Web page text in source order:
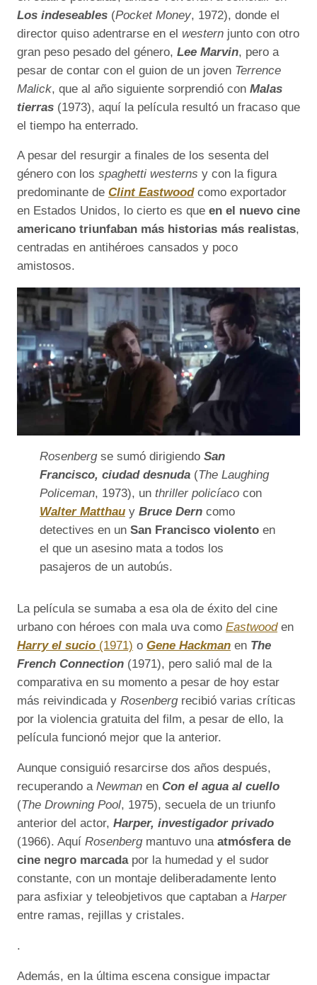
Los indeseables (Pocket Money, 1972), donde el
director quiso adentrarse en el western junto con otro
gran peso pesado del género, Lee Marvin, pero a
pesar de contar con el guion de un joven Terrence
Malick, que al año siguiente sorprendió con Malas
tierras (1973), aquí la película resultó un fracaso que
el tiempo ha enterrado.
A pesar del resurgir a finales de los sesenta del
género con los spaghetti westerns y con la figura
predominante de Clint Eastwoodcomo exportador
en Estados Unidos, lo cierto es que en el nuevo cine
americano triunfaban más historias más realistas,
centradas en antihéroes cansados y poco
amistosos.
Rosenberg se sumó dirigiendo San
Francisco, ciudad desnuda (The Laughing
Policeman, 1973), un thriller policíaco con
Walter Matthau y Bruce Dern como
detectives en un San Francisco violento en
el que un asesino mata a todos los
pasajeros de un autobús.
La película se sumaba a esa ola de éxito del cine
urbano con héroes con mala uva como Eastwood en
Harry el sucio (1971) o Gene Hackman en The
French Connection (1971), pero salió mal de la
comparativa en su momento a pesar de hoy estar
más reivindicada y Rosenbergrecibió varias críticas
por la violencia gratuita del film, a pesar de ello, la
película funcionó mejor que la anterior.
Aunque consiguió resarcirse dos años después,
recuperando a Newman en Con el agua al cuello
(The Drowning Pool, 1975), secuela de un triunfo
anterior del actor, Harper, investigador privado
(1966). Aquí Rosenberg mantuvo una atmósfera de
cine negro marcada por la humedad y el sudor
constante, con un montaje deliberadamente lento
para asfixiar y teleobjetivos que captaban a Harper
entre ramas, rejillas y cristales.
.
Además, en la última escena consigue impactar